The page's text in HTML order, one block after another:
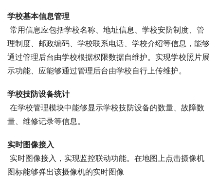
学校基本信息管理
理制度、邮政编码、学校联系电话、学校介绍等信息，能够
通过管理后台由学校根据权限数据自维护。实现学校照片展
示功能、应能够通过管理后台由学校自行上传维护。
学校技防设备统计
量、维修记录等信息。
实时图像接入
图标能够弹出该摄像机的实时图像